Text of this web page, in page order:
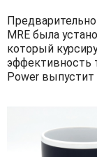
MRE была
который
эффективность
Power